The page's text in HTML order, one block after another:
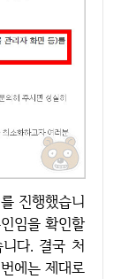
임을 확인할
다. 결국 처
에는 제대로